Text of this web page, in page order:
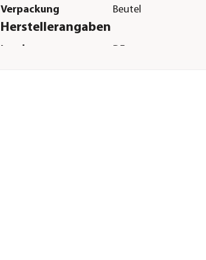
Verpackung
Beutel
Herstellerangaben